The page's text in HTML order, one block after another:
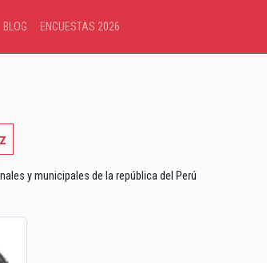
BLOG ENCUESTAS 2026
y municipales de la república del Perú